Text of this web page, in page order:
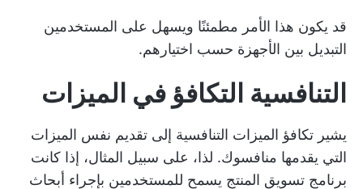
قد يكون هذا الأمر مطمئنًا ويسهل على المستخدمين
التبديل بين الأجهزة حسب اختيارهم.
التنافسية التكافؤ في الميزات
يشير تكافؤ الميزات التنافسية إلى تقديم نفس الميزات
التي يقدمها منافسوك. لذا، على سبيل المثال، إذا كانت
برنامج تسويق المنتج يسمح للمستخدمين بإجراء أبحاث